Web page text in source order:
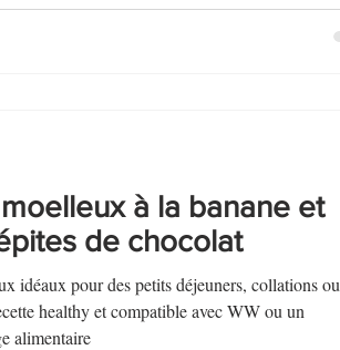
à la banane et
de chocolat
idéaux pour des petits déjeuners, collations ou
healthy et compatible avec WW ou un
alimentaire